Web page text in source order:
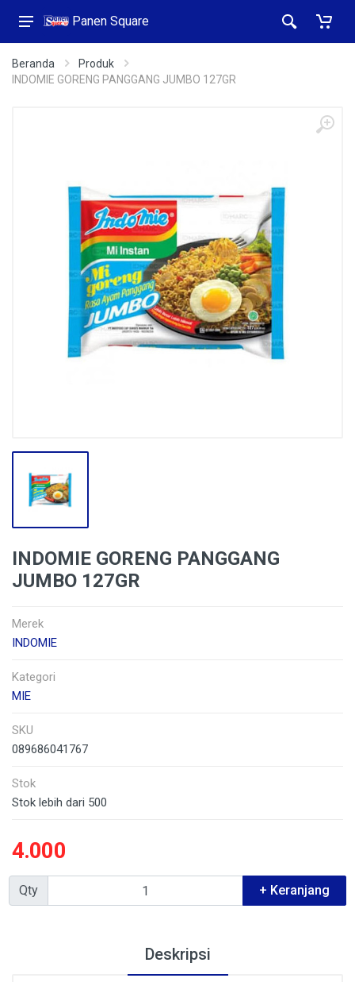
Panen Square
Beranda
Produk
INDOMIE GORENG PANGGANG JUMBO 127GR
INDOMIE GORENG PANGGANG
JUMBO 127GR
Merek
INDOMIE
Kategori
MIE
SKU
089686041767
Stok
Stok lebih dari 500
4.000
Qty + Keranjang
Deskripsi